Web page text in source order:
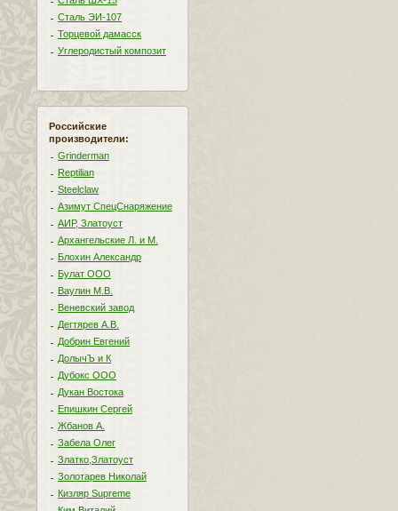
Сталь ЭИ-107
Торцевой дамасск
Углеродистый композит
Российские
производители:
Grinderman
Reptilian
Steelclaw
Азимут СпецСнаряжение
АИР, Златоуст
Архангельские Л. и М.
Блохин Александр
Булат ООО
Ваулин М.В.
Веневский завод
Дегтярев А.В.
Добрин Евгений
ДолычЪ и К
Дубокс ООО
Дукан Востока
Епишкин Сергей
Жбанов А.
Забела Олег
Златко,Златоуст
Золотарев Николай
Кизляр Supreme